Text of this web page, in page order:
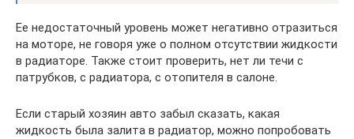
Ее недостаточный уровень может негативно отразиться
на моторе, не говоря уже о полном отсутствии жидкости
в радиаторе. Также стоит проверить, нет ли течи с
патрубков, с радиатора, с отопителя в салоне.
Если старый хозяин авто забыл сказать, какая
жидкость была залита в радиатор, можно попробовать